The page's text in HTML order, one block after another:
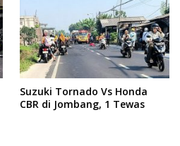
Suzuki Tornado Vs Honda
CBR di Jombang, 1 Tewas